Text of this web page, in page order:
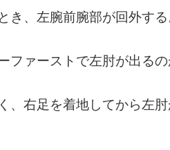
き、左腕前腕部が回外する
ファーストで左肘が出るの
、右足を着地してから左肘